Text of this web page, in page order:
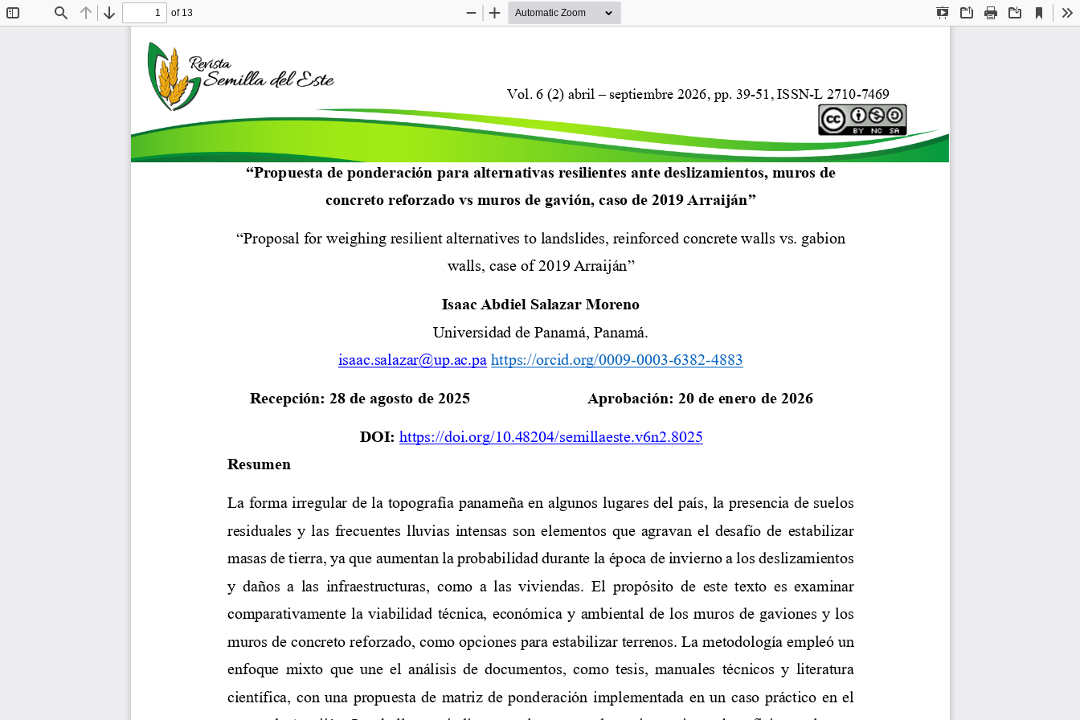
Find Previous
Next
of 13
Presentation
OpenPrint Download
Current
View
Zoom
Zoom
Vol. 6 (2) abril – septiembre 2026, pp. 39-51 ISSN-L 2710-7469
“Propuesta de ponderación para alternativas resilientes ante deslizamientos, muros de
concreto reforzado vs muros de gavión, caso de 2019 Arraiján”
“Proposal for weighing resilient alternatives to landslides, reinforced concrete walls vs. gabion
walls, case of 2019 Arraiján”
Isaac Abdiel Salazar Moreno
Universidad de Panamá Panamá.
isaac.salazar@up.ac.pa https://orcid.org/0009-0003-6382-4883
Recepción: 28 de agosto de 2025 Aprobación: 20 de enero de 2026
DOI: https://doi.org/10.48204/semillaeste.v6n2.8025
Resumen
La forma irregular de la topografía panameña en algunos lugares del país, la presencia de suelos
residuales y las frecuentes lluvias intensas son elementos que agravan el desafío de estabilizar
masas de tierra, ya que aumentan la probabilidad durante la época de invierno a los deslizamientos
y  daños  a  las  infraestructuras,  como  a  las  viviendas.  El  propósito  de  este  texto  es  examinar
comparativamente la viabilidad técnica, económica y ambiental de los muros de gaviones y los
muros de concreto reforzado, como opciones para estabilizar terrenos. La metodología empleó un
enfoque mixto  que une el  análisis de documentos,  como  tesis, manuales técnicos y literatura
científica, con una propuesta de matriz de ponderación implementada en un caso práctico en el